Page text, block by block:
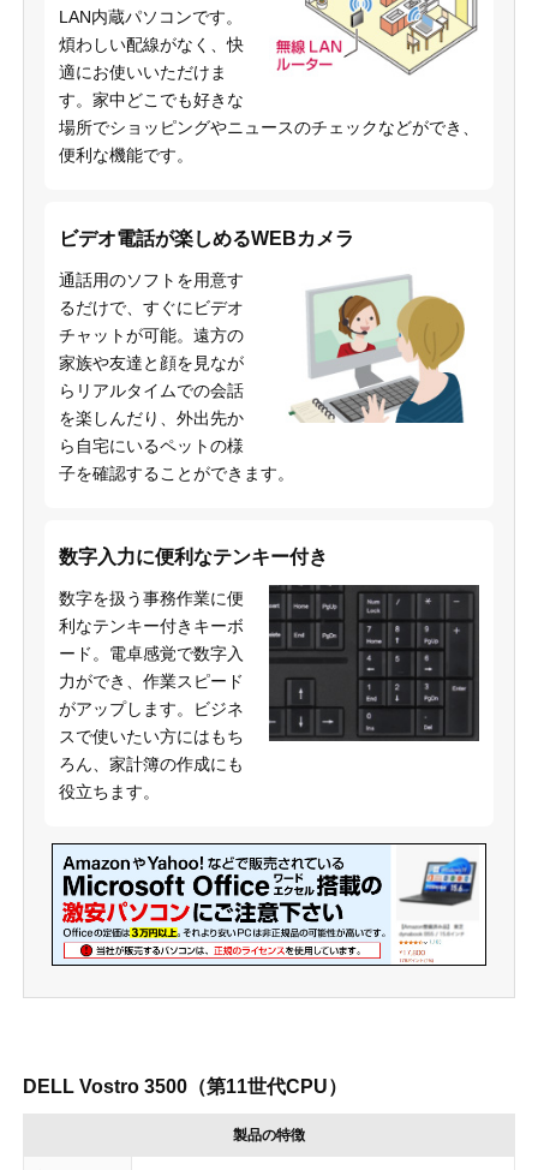
LAN内蔵パソコンです。
煩わしい配線がなく、快
適にお使いいただけま
す。家中どこでも好きな
場所でショッピングやニュースのチェックなどができ、
便利な機能です。
ビデオ電話が楽しめるWEBカメラ
通話用のソフトを用意す
るだけで、すぐにビデオ
チャットが可能。遠方の
家族や友達と顔を見なが
らリアルタイムでの会話
を楽しんだり、外出先か
ら自宅にいるペットの様
子を確認することができます。
数字入力に便利なテンキー付き
数字を扱う事務作業に便
利なテンキー付きキーボ
ード。電卓感覚で数字入
力ができ、作業スピード
がアップします。ビジネ
スで使いたい方にはもち
ろん、家計簿の作成にも
役立ちます。
DELL Vostro 3500（第11世代CPU）
製品の特徴